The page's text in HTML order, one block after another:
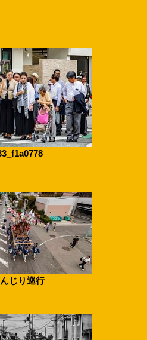
じり巡行